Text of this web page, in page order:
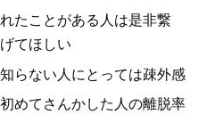
たことがある人は是非繋
てほしい
らない人にとっては疎外感
めてさんかした人の離脱率